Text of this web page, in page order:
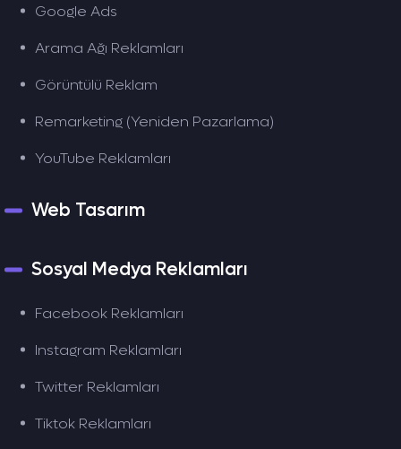
Google Ads
Arama Ağı Reklamları
Görüntülü Reklam
Remarketing (Yeniden Pazarlama)
YouTube Reklamları
Web Tasarım
Sosyal Medya Reklamları
Facebook Reklamları
Instagram Reklamları
Twitter Reklamları
Tiktok Reklamları